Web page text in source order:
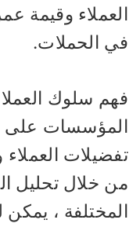
وقيمة عمر
الحملات.
سلوك العملاء:
على
العملاء
خلال تحليل
، يمكن